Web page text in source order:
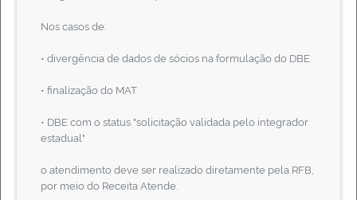
Institucional
Legislação
Plenária
Saiba Mais
CONFIRA AQUI
Nos casos de:
• divergência de dados de sócios na formulação do DBE
• finalização do MAT
• DBE com o status "solicitação validada pelo integrador
estadual"
o atendimento deve ser realizado diretamente pela RFB,
por meio do Receita Atende.